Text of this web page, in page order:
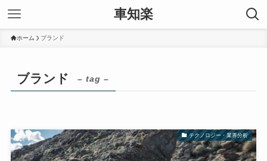
車知楽
ホーム ブランド
ブランド – tag –
テクノロジー・業界分析